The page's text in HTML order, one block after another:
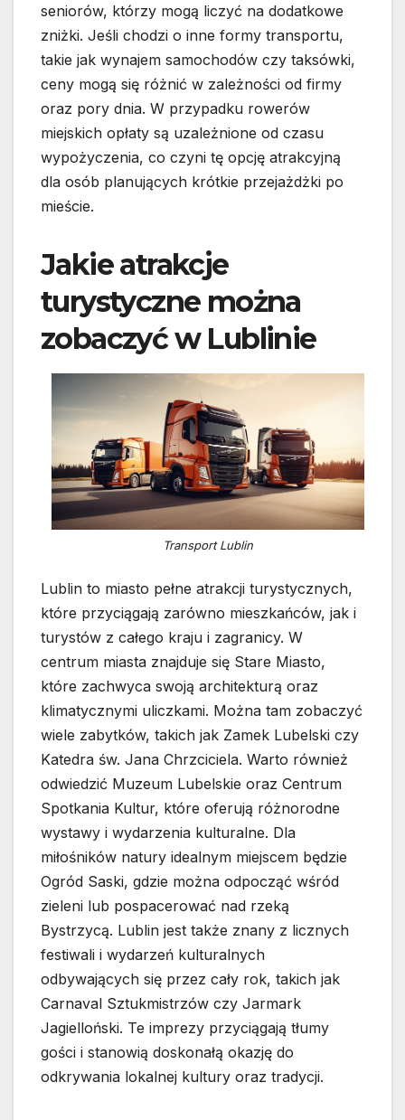
seniorów, którzy mogą liczyć na dodatkowe
zniżki. Jeśli chodzi o inne formy transportu,
takie jak wynajem samochodów czy taksówki,
ceny mogą się różnić w zależności od firmy
oraz pory dnia. W przypadku rowerów
miejskich opłaty są uzależnione od czasu
wypożyczenia, co czyni tę opcję atrakcyjną
dla osób planujących krótkie przejażdżki po
mieście.
Jakie atrakcje
turystyczne można
zobaczyć w Lublinie
Transport Lublin
Lublin to miasto pełne atrakcji turystycznych,
które przyciągają zarówno mieszkańców, jak i
turystów z całego kraju i zagranicy. W
centrum miasta znajduje się Stare Miasto,
które zachwyca swoją architekturą oraz
klimatycznymi uliczkami. Można tam zobaczyć
wiele zabytków, takich jak Zamek Lubelski czy
Katedra św. Jana Chrzciciela. Warto również
odwiedzić Muzeum Lubelskie oraz Centrum
Spotkania Kultur, które oferują różnorodne
wystawy i wydarzenia kulturalne. Dla
miłośników natury idealnym miejscem będzie
Ogród Saski, gdzie można odpocząć wśród
zieleni lub pospacerować nad rzeką
Bystrzycą. Lublin jest także znany z licznych
festiwali i wydarzeń kulturalnych
odbywających się przez cały rok, takich jak
Carnaval Sztukmistrzów czy Jarmark
Jagielloński. Te imprezy przyciągają tłumy
gości i stanowią doskonałą okazję do
odkrywania lokalnej kultury oraz tradycji.